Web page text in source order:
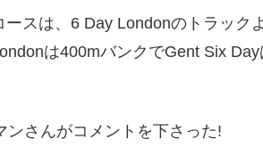
スは、6 Day Londonのトラック
は400mバンクでGent Six
ンさんがコメントを下さった!